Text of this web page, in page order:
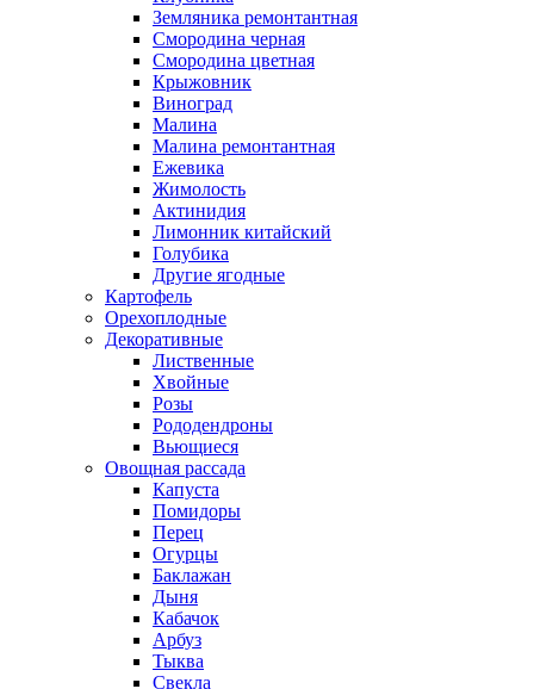
Земляника ремонтантная
Смородина черная
Смородина цветная
Крыжовник
Виноград
Малина
Малина ремонтантная
Ежевика
Жимолость
Актинидия
Лимонник китайский
Голубика
Другие ягодные
Картофель
Орехоплодные
Декоративные
Лиственные
Хвойные
Розы
Рододендроны
Вьющиеся
Овощная рассада
Капуста
Помидоры
Перец
Огурцы
Баклажан
Дыня
Кабачок
Арбуз
Тыква
Свекла